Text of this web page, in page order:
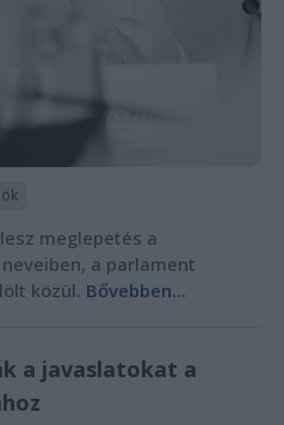
meglepetés a
a parlament
közül. Bővebben...
a javaslatokat a